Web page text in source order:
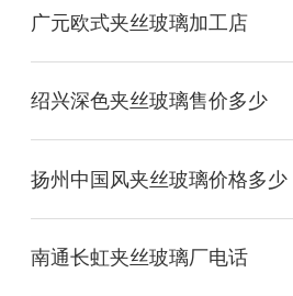
广元欧式夹丝玻璃加工店
绍兴深色夹丝玻璃售价多少
扬州中国风夹丝玻璃价格多少
南通长虹夹丝玻璃厂电话